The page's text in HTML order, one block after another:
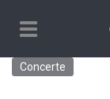
Concerte